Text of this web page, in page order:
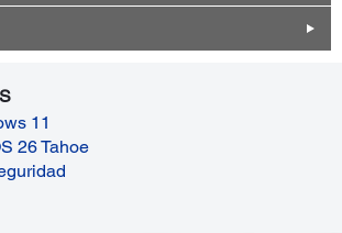
11
26 Tahoe